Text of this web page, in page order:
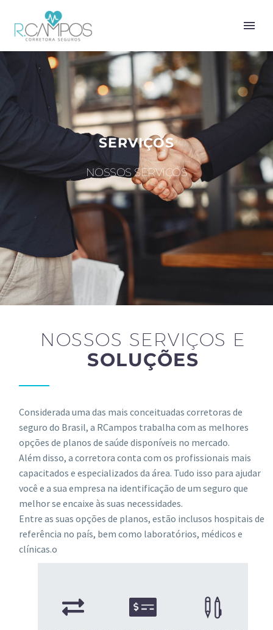
SERVIÇOS
NOSSOS SERVIÇOS
NOSSOS SERVIÇOS E
SOLUÇÕES
Considerada uma das mais conceituadas corretoras de
seguro do Brasil, a RCampos trabalha com as melhores
opções de planos de saúde disponíveis no mercado.
Além disso, a corretora conta com os profissionais mais
capacitados e especializados da área. Tudo isso para ajudar
você e a sua empresa na identificação de um seguro que
melhor se encaixe às suas necessidades.
Entre as suas opções de planos, estão inclusos hospitais de
referência no país, bem como laboratórios, médicos e
clínicas.o